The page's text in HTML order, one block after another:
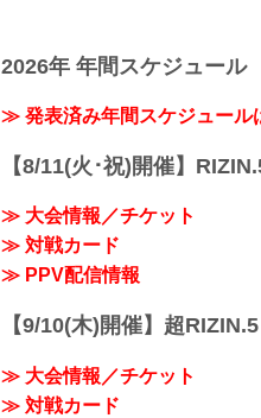
2026年 年間スケジュール
≫ 発表済み年間スケジュール
【8/11(火･祝)開催】
≫ 大会情報／チケット
≫ 対戦カード
≫ PPV配信情報
【9/10(木)開催】超
≫ 大会情報／チケット
≫ 対戦カード